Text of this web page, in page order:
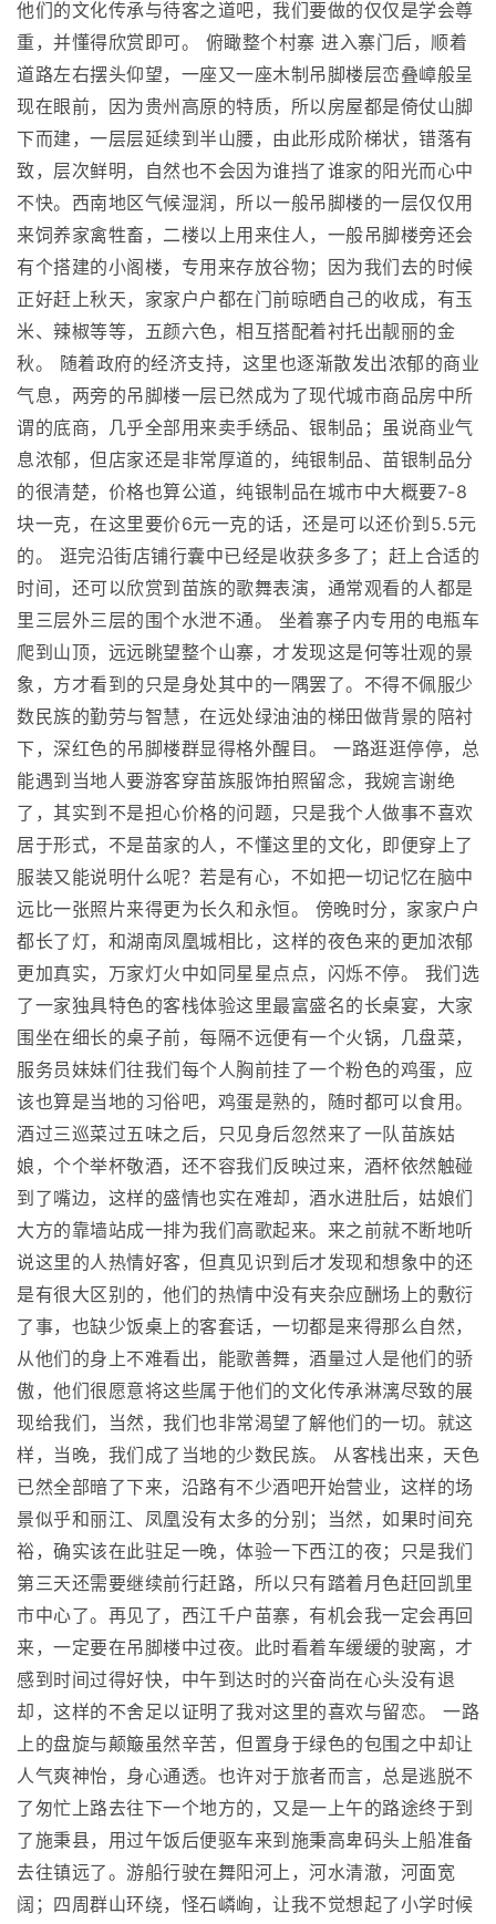
他们的文化传承与待客之道吧，我们要做的仅仅是学会尊
重，并懂得欣赏即可。 俯瞰整个村寨 进入寨门后，顺着
道路左右摆头仰望，一座又一座木制吊脚楼层峦叠嶂般呈
现在眼前，因为贵州高原的特质，所以房屋都是倚仗山脚
下而建，一层层延续到半山腰，由此形成阶梯状，错落有
致，层次鲜明，自然也不会因为谁挡了谁家的阳光而心中
不快。西南地区气候湿润，所以一般吊脚楼的一层仅仅用
来饲养家禽牲畜，二楼以上用来住人，一般吊脚楼旁还会
有个搭建的小阁楼，专用来存放谷物；因为我们去的时候
正好赶上秋天，家家户户都在门前晾晒自己的收成，有玉
米、辣椒等等，五颜六色，相互搭配着衬托出靓丽的金
秋。 随着政府的经济支持，这里也逐渐散发出浓郁的商业
气息，两旁的吊脚楼一层已然成为了现代城市商品房中所
谓的底商，几乎全部用来卖手绣品、银制品；虽说商业气
息浓郁，但店家还是非常厚道的，纯银制品、苗银制品分
的很清楚，价格也算公道，纯银制品在城市中大概要7-8
块一克，在这里要价6元一克的话，还是可以还价到5.5元
的。 逛完沿街店铺行囊中已经是收获多多了；赶上合适的
时间，还可以欣赏到苗族的歌舞表演，通常观看的人都是
里三层外三层的围个水泄不通。 坐着寨子内专用的电瓶车
爬到山顶，远远眺望整个山寨，才发现这是何等壮观的景
象，方才看到的只是身处其中的一隅罢了。不得不佩服少
数民族的勤劳与智慧，在远处绿油油的梯田做背景的陪衬
下，深红色的吊脚楼群显得格外醒目。 一路逛逛停停，总
能遇到当地人要游客穿苗族服饰拍照留念，我婉言谢绝
了，其实到不是担心价格的问题，只是我个人做事不喜欢
居于形式，不是苗家的人，不懂这里的文化，即便穿上了
服装又能说明什么呢？若是有心，不如把一切记忆在脑中
远比一张照片来得更为长久和永恒。 傍晚时分，家家户户
都长了灯，和湖南凤凰城相比，这样的夜色来的更加浓郁
更加真实，万家灯火中如同星星点点，闪烁不停。 我们选
了一家独具特色的客栈体验这里最富盛名的长桌宴，大家
围坐在细长的桌子前，每隔不远便有一个火锅，几盘菜，
服务员妹妹们往我们每个人胸前挂了一个粉色的鸡蛋，应
该也算是当地的习俗吧，鸡蛋是熟的，随时都可以食用。
酒过三巡菜过五味之后，只见身后忽然来了一队苗族姑
娘，个个举杯敬酒，还不容我们反映过来，酒杯依然触碰
到了嘴边，这样的盛情也实在难却，酒水进肚后，姑娘们
大方的靠墙站成一排为我们高歌起来。来之前就不断地听
说这里的人热情好客，但真见识到后才发现和想象中的还
是有很大区别的，他们的热情中没有夹杂应酬场上的敷衍
了事，也缺少饭桌上的客套话，一切都是来得那么自然，
从他们的身上不难看出，能歌善舞，酒量过人是他们的骄
傲，他们很愿意将这些属于他们的文化传承淋漓尽致的展
现给我们，当然，我们也非常渴望了解他们的一切。就这
样，当晚，我们成了当地的少数民族。 从客栈出来，天色
已然全部暗了下来，沿路有不少酒吧开始营业，这样的场
景似乎和丽江、凤凰没有太多的分别；当然，如果时间充
裕，确实该在此驻足一晚，体验一下西江的夜；只是我们
第三天还需要继续前行赶路，所以只有踏着月色赶回凯里
市中心了。再见了，西江千户苗寨，有机会我一定会再回
来，一定要在吊脚楼中过夜。此时看着车缓缓的驶离，才
感到时间过得好快，中午到达时的兴奋尚在心头没有退
却，这样的不舍足以证明了我对这里的喜欢与留恋。 一路
上的盘旋与颠簸虽然辛苦，但置身于绿色的包围之中却让
人气爽神怡，身心通透。也许对于旅者而言，总是逃脱不
了匆忙上路去往下一个地方的，又是一上午的路途终于到
了施秉县，用过午饭后便驱车来到施秉高卑码头上船准备
去往镇远了。游船行驶在舞阳河上，河水清澈，河面宽
阔；四周群山环绕，怪石嶙峋，让我不觉想起了小学时候